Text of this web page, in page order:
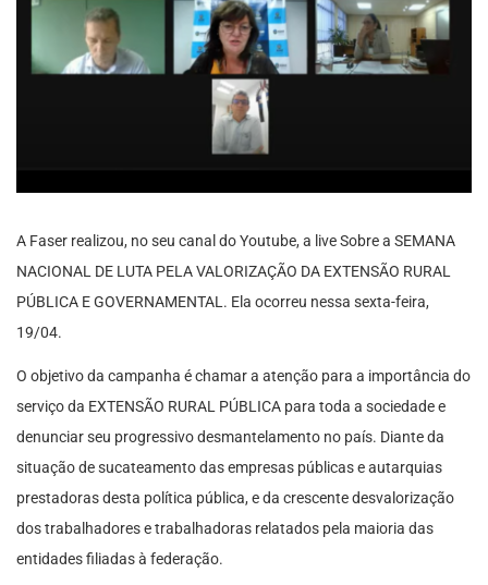
A Faser realizou, no seu canal do Youtube, a live Sobre a SEMANA
NACIONAL DE LUTA PELA VALORIZAÇÃO DA EXTENSÃO RURAL
PÚBLICA E GOVERNAMENTAL. Ela ocorreu nessa sexta-feira,
19/04.
O objetivo da campanha é chamar a atenção para a importância do
serviço da EXTENSÃO RURAL PÚBLICA para toda a sociedade e
denunciar seu progressivo desmantelamento no país. Diante da
situação de sucateamento das empresas públicas e autarquias
prestadoras desta política pública, e da crescente desvalorização
dos trabalhadores e trabalhadoras relatados pela maioria das
entidades filiadas à federação.